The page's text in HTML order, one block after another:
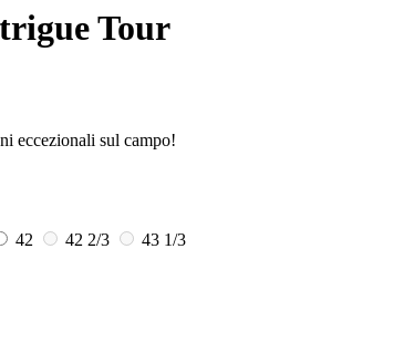
Tour
eccezionali sul campo!
42 42 2/3
43 1/3